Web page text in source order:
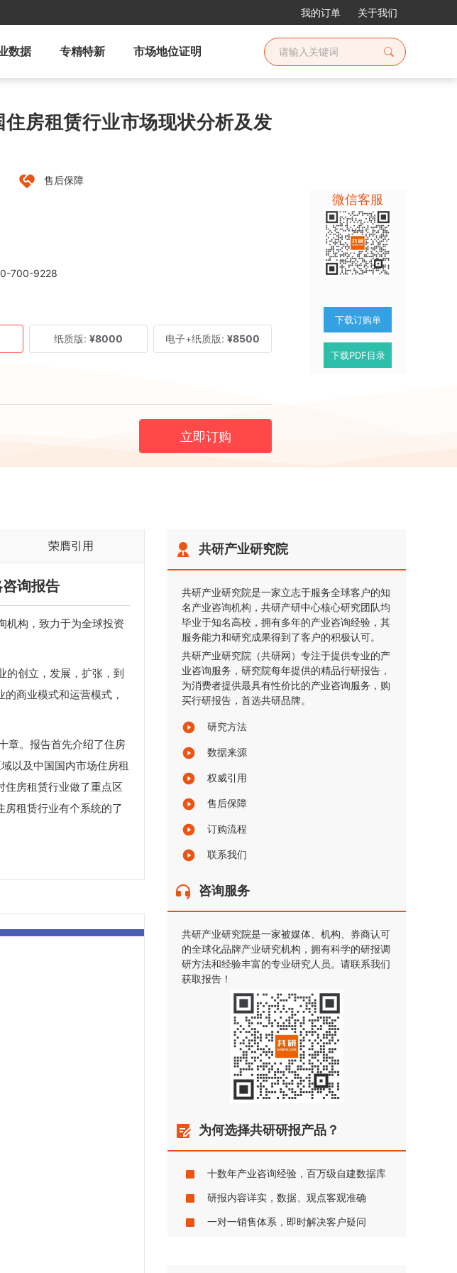
我的订单 关于我们
数据 专精特新 市场地位证明
房租赁行业市场现状分析及发
售后保障
700-9228
纸质版: ¥8000 电子+纸质版: ¥8500
立即订购
微信客服
下载订购单
下载PDF目录
荣膺引用
询报告
构，致力于为全球投资
创立，发展，扩张，到
商业模式和运营模式，
。报告首先介绍了住房
以及中国国内市场住房租
住房租赁行业做了重点区
租赁行业有个系统的了
共研产业研究院
共研产业研究院是一家立志于服务全球客户的知
名产业咨询机构，共研产研中心核心研究团队均
毕业于知名高校，拥有多年的产业咨询经验，其
服务能力和研究成果得到了客户的积极认可。
共研产业研究院（共研网）专注于提供专业的产
业咨询服务，研究院每年提供的精品行研报告，
为消费者提供最具有性价比的产业咨询服务，购
买行研报告，首选共研品牌。
研究方法
数据来源
权威引用
售后保障
订购流程
联系我们
咨询服务
共研产业研究院是一家被媒体、机构、券商认可
的全球化品牌产业研究机构，拥有科学的研报调
研方法和经验丰富的专业研究人员。请联系我们
获取报告！
为何选择共研研报产品？
十数年产业咨询经验，百万级自建数据库
研报内容详实，数据、观点客观准确
一对一销售体系，即时解决客户疑问